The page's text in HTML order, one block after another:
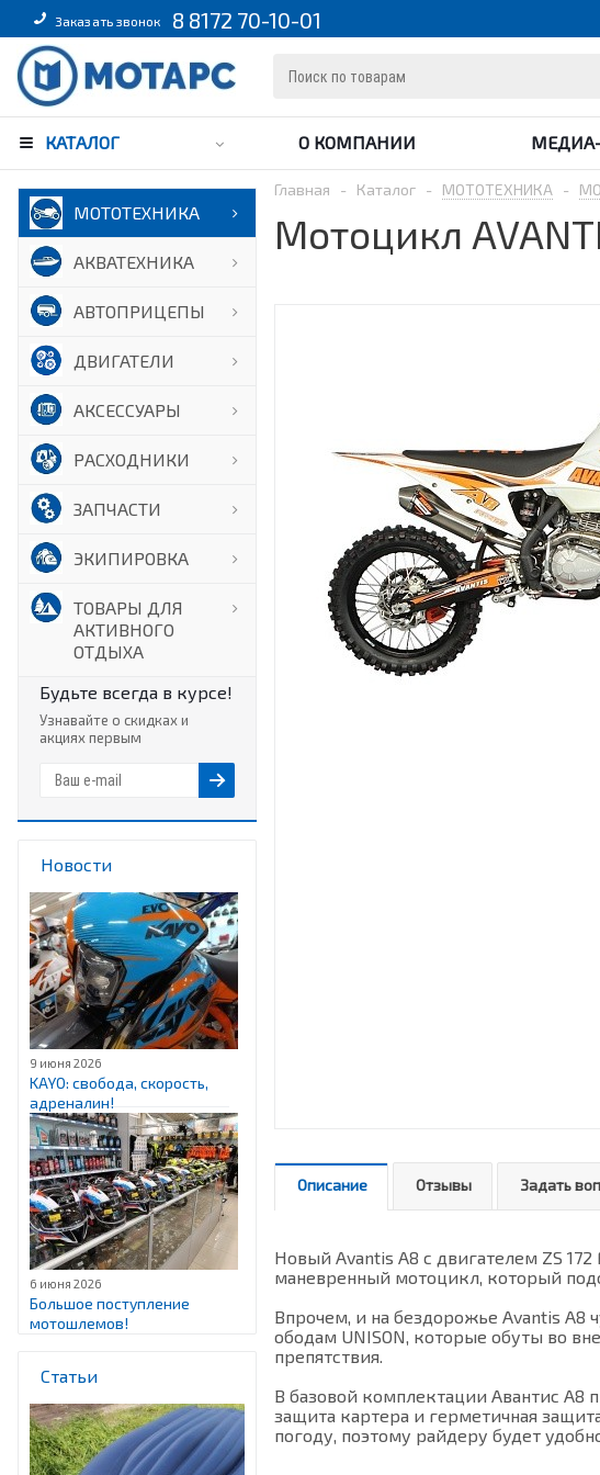
Заказать звонок 8 8172 70-10-01
КАТАЛОГ О КОМПАНИИ
МОТОТЕХНИКА
АКВАТЕХНИКА
АВТОПРИЦЕПЫ
ДВИГАТЕЛИ
АКСЕССУАРЫ
РАСХОДНИКИ
ЗАПЧАСТИ
ЭКИПИРОВКА
ТОВАРЫ ДЛЯ
АКТИВНОГО
ОТДЫХА
Будьте всегда в курсе!
Узнавайте о скидках и
акциях первым
Новости
9 июня 2026
KAYO: свобода, скорость,
адреналин!
6 июня 2026
Большое поступление
мотошлемов!
Статьи
Главная - Каталог - МОТОТЕХНИКА -
Мотоцикл
Описание Отзывы Задать
Новый Avantis A8 с двигателем ZS
маневренный мотоцикл, который
Впрочем, и на бездорожье Avantis A8
ободам UNISON, которые обуты во
препятствия.
В базовой комплектации Авантис А8
защита картера и герметичная
погоду, поэтому райдеру будет